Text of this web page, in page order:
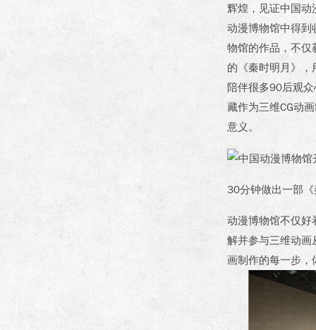
辉煌，见证中国动
动漫博物馆中得到
物馆的作品，不
的《秦时明月》
陪伴很多90后观
藏作为三维CG动
意义。
30分钟做出一部 《
动漫博物馆不仅好
解并参与三维动画
画制作的每一步，